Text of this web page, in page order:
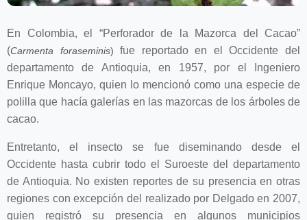
En Colombia, el “Perforador de la Mazorca del Cacao”
(Carmenta foraseminis) fue reportado en el Occidente del
departamento de Antioquia, en 1957, por el Ingeniero
Enrique Moncayo, quien lo mencionó como una especie de
polilla que hacía galerías en las mazorcas de los árboles de
cacao.
Entretanto, el insecto se fue diseminando desde el
Occidente hasta cubrir todo el Suroeste del departamento
de Antioquia. No existen reportes de su presencia en otras
regiones con excepción del realizado por Delgado en 2007,
quien registró su presencia en algunos municipios